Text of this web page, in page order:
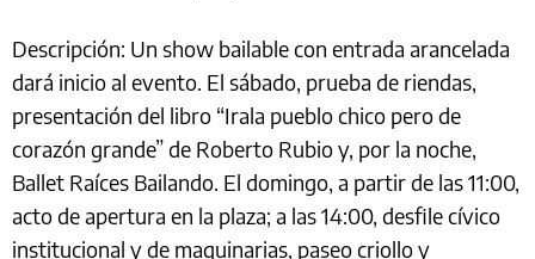
Descripción: Un show bailable con entrada arancelada
dará inicio al evento. El sábado, prueba de riendas,
presentación del libro “Irala pueblo chico pero de
corazón grande” de Roberto Rubio y, por la noche,
Ballet Raíces Bailando. El domingo, a partir de las 11:00,
acto de apertura en la plaza; a las 14:00, desfile cívico
institucional y de maquinarias, paseo criollo y